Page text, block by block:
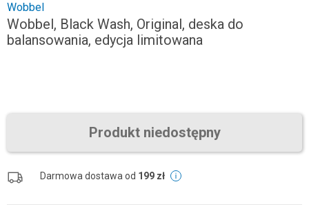
Wobbel
Wobbel, Black Wash, Original, deska do
balansowania, edycja limitowana
Produkt niedostępny
Darmowa dostawa od 199 zł